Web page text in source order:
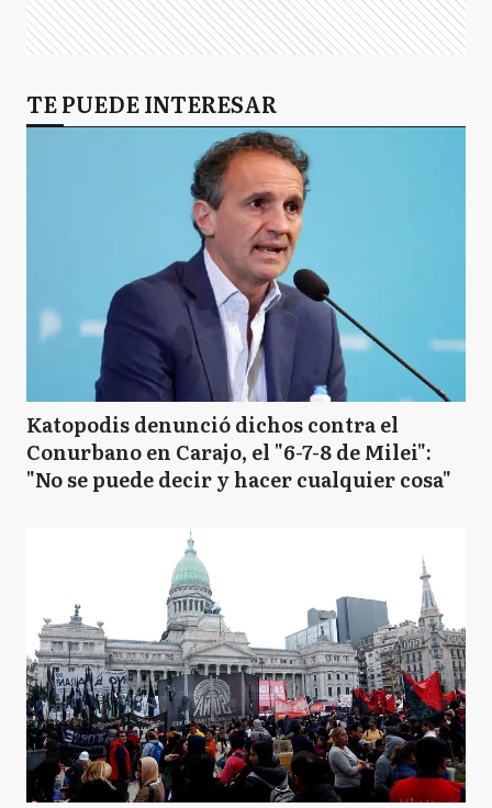
TE PUEDE INTERESAR
Katopodis denunció dichos contra el
Conurbano en Carajo, el "6-7-8 de Milei":
"No se puede decir y hacer cualquier cosa"